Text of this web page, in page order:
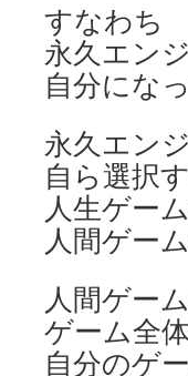
すなわち
永久エン
自分にな
永久エン
自ら選択
人生ゲー
人間ゲー
人間ゲー
ゲーム全
自分のゲ